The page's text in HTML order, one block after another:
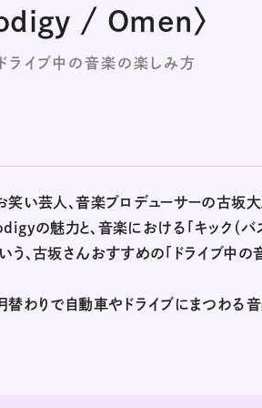
/ Omen〉
ライブ中の音楽の楽しみ方
笑い芸人、音楽プロデューサーの古坂
の魅力と、音楽における「キック（バス
、古坂さんおすすめの「ドライブ中の
替わりで自動車やドライブにまつわる